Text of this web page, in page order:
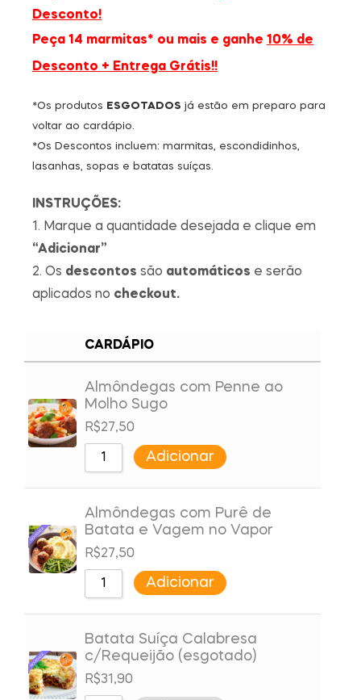
Desconto!
Peça 14 marmitas* ou mais e ganhe 10% de
Desconto + Entrega Grátis!!
*Os produtos ESGOTADOS já estão em preparo para
voltar ao cardápio.
*Os Descontos incluem: marmitas, escondidinhos,
lasanhas, sopas e batatas suíças.
INSTRUÇÕES:
1. Marque a quantidade desejada e clique em
“Adicionar”
2. Os descontos são automáticos e serão
aplicados no checkout.
CARDÁPIO
Almôndegas com Penne ao
Molho Sugo
R$27,50
Adicionar
Almôndegas com Purê de
Batata e Vagem no Vapor
R$27,50
Adicionar
Batata Suíça Calabresa
c/Requeijão (esgotado)
R$31,90